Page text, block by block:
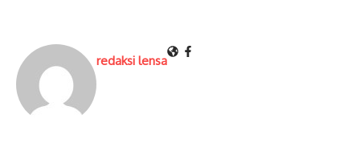
redaksi lensa